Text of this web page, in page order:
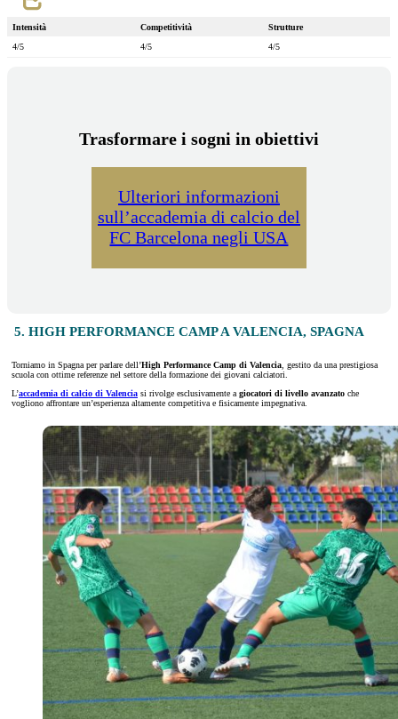
Intensità Competitività
Strutture
4/5
4/5 4/5
Trasformare i sogni in obiettivi
Ulteriori informazioni
sull’accademia di calcio del
FC Barcelona negli USA
5. HIGH PERFORMANCE CAMP A VALENCIA, SPAGNA
Torniamo in Spagna per parlare dell’High Performance Camp di Valencia , gestito da una prestigiosa
scuola con ottime referenze nel settore della formazione dei giovani calciatori.
L’accademia di calcio di Valencia si rivolge esclusivamente a giocatori di livello avanzato che
vogliono affrontare un’esperienza altamente competitiva e fisicamente impegnativa.